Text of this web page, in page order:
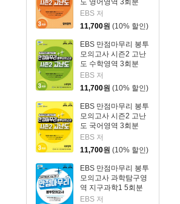
도 영어영역 3회분
(2026년)
EBS 저
11,700원 (10% 할인)
EBS 만점마무리 봉투
모의고사 시즌2 고난
도 수학영역 3회분
(2026년)
EBS 저
11,700원 (10% 할인)
EBS 만점마무리 봉투
모의고사 시즌2 고난
도 국어영역 3회분
(2026년)
EBS 저
11,700원 (10% 할인)
EBS 만점마무리 봉투
모의고사 과학탐구영
역 지구과학1 5회분
(2026년)
EBS 저